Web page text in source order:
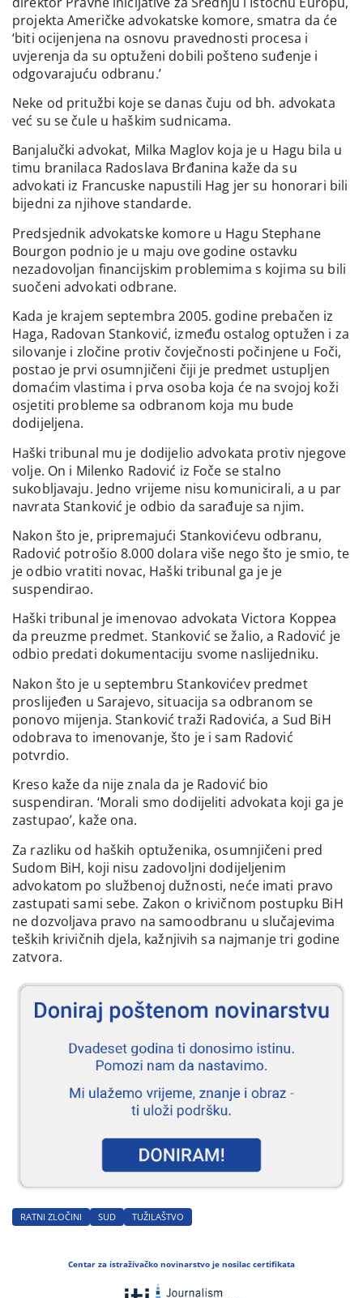
projekta Američke advokatske komore, smatra da će
‘biti ocijenjena na osnovu pravednosti procesa i
uvjerenja da su optuženi dobili pošteno suđenje i
odgovarajuću odbranu.’
Neke od pritužbi koje se danas čuju od bh. advokata
već su se čule u haškim sudnicama.
Banjalučki advokat, Milka Maglov koja je u Hagu bila u
timu branilaca Radoslava Brđanina kaže da su
advokati iz Francuske napustili Hag jer su honorari bili
bijedni za njihove standarde.
Predsjednik advokatske komore u Hagu Stephane
Bourgon podnio je u maju ove godine ostavku
nezadovoljan financijskim problemima s kojima su bili
suočeni advokati odbrane.
Kada je krajem septembra 2005. godine prebačen iz
Haga, Radovan Stanković, između ostalog optužen i za
silovanje i zločine protiv čovječnosti počinjene u Foči,
postao je prvi osumnjičeni čiji je predmet ustupljen
domaćim vlastima i prva osoba koja će na svojoj koži
osjetiti probleme sa odbranom koja mu bude
dodijeljena.
Haški tribunal mu je dodijelio advokata protiv njegove
volje. On i Milenko Radović iz Foče se stalno
sukobljavaju. Jedno vrijeme nisu komunicirali, a u par
navrata Stanković je odbio da sarađuje sa njim.
Nakon što je, pripremajući Stankovićevu odbranu,
Radović potrošio 8.000 dolara više nego što je smio, te
je odbio vratiti novac, Haški tribunal ga je je
suspendirao.
Haški tribunal je imenovao advokata Victora Koppea
da preuzme predmet. Stanković se žalio, a Radović je
odbio predati dokumentaciju svome naslijedniku.
Nakon što je u septembru Stankovićev predmet
proslijeđen u Sarajevo, situacija sa odbranom se
ponovo mijenja. Stanković traži Radovića, a Sud BiH
odobrava to imenovanje, što je i sam Radović
potvrdio.
Kreso kaže da nije znala da je Radović bio
suspendiran. ‘Morali smo dodijeliti advokata koji ga je
zastupao’, kaže ona.
Za razliku od haških optuženika, osumnjičeni pred
Sudom BiH, koji nisu zadovoljni dodijeljenim
advokatom po službenoj dužnosti, neće imati pravo
zastupati sami sebe. Zakon o krivičnom postupku BiH
ne dozvoljava pravo na samoodbranu u slučajevima
teških krivičnih djela, kažnjivih sa najmanje tri godine
zatvora.
RATNI ZLOČINI SUD TUŽILAŠTVO
Centar za istraživačko novinarstvo je nosilac certifikata